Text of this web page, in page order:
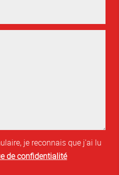
je reconnais que j'ai lu
de confidentialité